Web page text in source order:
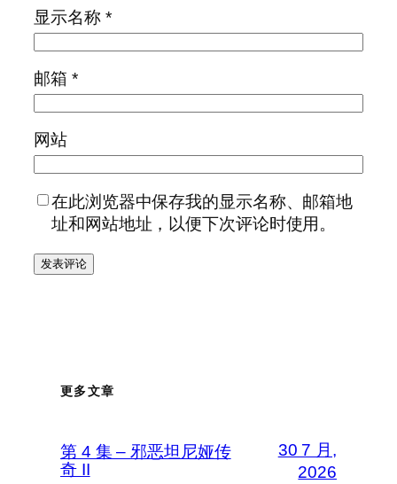
显示名称 *
邮箱 *
网站
在此浏览器中保存我的显示名称、邮箱地
址和网站地址，以便下次评论时使用。
更多文章
第 4 集 – 邪恶坦尼娅传
奇 II
30 7 月,
2026